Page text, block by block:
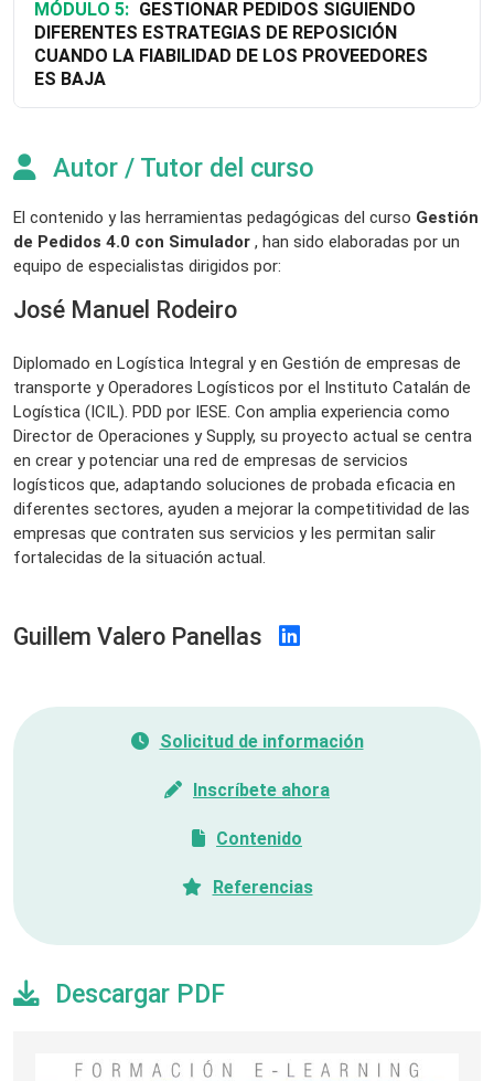
MÓDULO 5:
DIFERENTES ESTRATEGIAS DE REPOSICIÓN
CUANDO LA FIABILIDAD DE LOS PROVEEDORES
ES BAJA
Autor / Tutor del curso
El contenido y las herramientas pedagógicas del curso Gestión
de Pedidos 4.0 con Simulador , han sido elaboradas por un
equipo de especialistas dirigidos por:
José Manuel Rodeiro
Diplomado en Logística Integral y en Gestión de empresas de
transporte y Operadores Logísticos por el Instituto Catalán de
Logística (ICIL). PDD por IESE. Con amplia experiencia como
Director de Operaciones y Supply, su proyecto actual se centra
en crear y potenciar una red de empresas de servicios
logísticos que, adaptando soluciones de probada eficacia en
diferentes sectores, ayuden a mejorar la competitividad de las
empresas que contraten sus servicios y les permitan salir
fortalecidas de la situación actual.
Guillem Valero Panellas
Solicitud de información
Inscríbete ahora
Contenido
Referencias
Descargar PDF